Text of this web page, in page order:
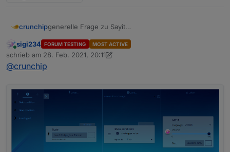
crunchip
generelle Frage zu Sayit
hab das einfach mal so hinterlegt, mit dem Text
"Bewegung erkannt"
als Sprachausgabe kommt aber mein Wetterbericht
Online
sigi234 FORUM TESTING MOST ACTIVE
schrieb am 28. Feb. 2021, 20:11
zuletzt editiert von sigi234
@crunchip